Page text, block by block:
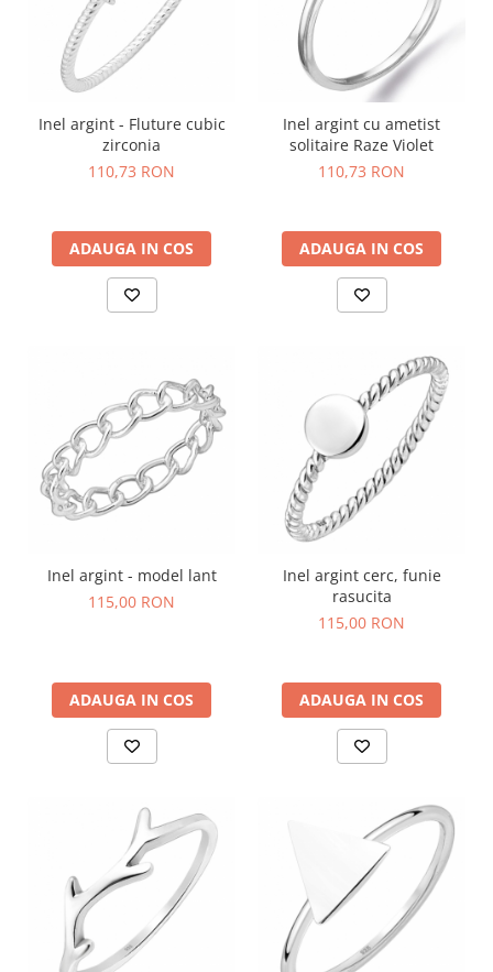
Inel argint - Fluture cubic
zirconia
110,73 RON
ADAUGA IN COS
Inel argint cu ametist
solitaire Raze Violet
110,73 RON
ADAUGA IN COS
Inel argint - model lant
115,00 RON
ADAUGA IN COS
Inel argint cerc, funie
rasucita
115,00 RON
ADAUGA IN COS